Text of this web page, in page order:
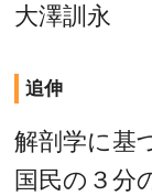
大澤訓永
追伸
解剖学に基
国民の３分